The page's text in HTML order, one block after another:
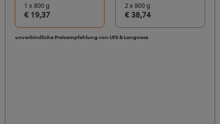
1 x 800 g
€ 19,37
2 x 800 g
€ 38,74
unverbindliche Preisempfehlung von UFS & Langnese